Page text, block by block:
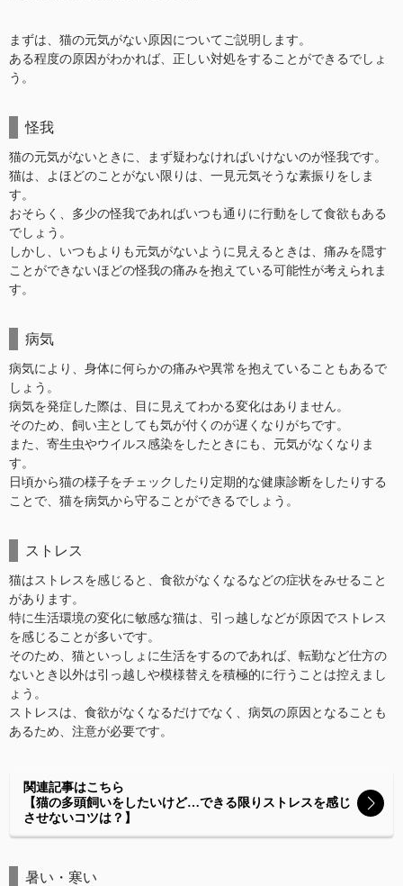
まずは、猫の元気がない原因についてご説明します。
ある程度の原因がわかれば、正しい対処をすることができるでしょ
う。
怪我
猫の元気がないときに、まず疑わなければいけないのが怪我です。
猫は、よほどのことがない限りは、一見元気そうな素振りをしま
す。
おそらく、多少の怪我であればいつも通りに行動をして食欲もある
でしょう。
しかし、いつもよりも元気がないように見えるときは、痛みを隠す
ことができないほどの怪我の痛みを抱えている可能性が考えられま
す。
病気
病気により、身体に何らかの痛みや異常を抱えていることもあるで
しょう。
病気を発症した際は、目に見えてわかる変化はありません。
そのため、飼い主としても気が付くのが遅くなりがちです。
また、寄生虫やウイルス感染をしたときにも、元気がなくなりま
す。
日頃から猫の様子をチェックしたり定期的な健康診断をしたりする
ことで、猫を病気から守ることができるでしょう。
ストレス
猫はストレスを感じると、食欲がなくなるなどの症状をみせること
があります。
特に生活環境の変化に敏感な猫は、引っ越しなどが原因でストレス
を感じることが多いです。
そのため、猫といっしょに生活をするのであれば、転勤など仕方の
ないとき以外は引っ越しや模様替えを積極的に行うことは控えまし
ょう。
ストレスは、食欲がなくなるだけでなく、病気の原因となることも
あるため、注意が必要です。
関連記事はこちら
【猫の多頭飼いをしたいけど…できる限りストレスを感じ
させないコツは？】
暑い・寒い